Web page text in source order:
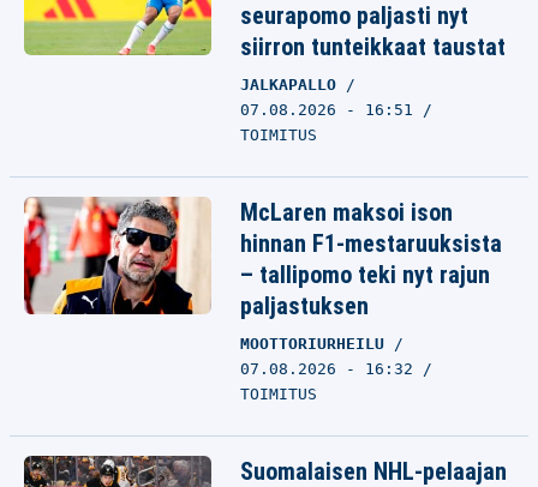
seurapomo paljasti nyt
siirron tunteikkaat taustat
JALKAPALLO
07.08.2026 - 16:51
TOIMITUS
McLaren maksoi ison
hinnan F1-mestaruuksista
– tallipomo teki nyt rajun
paljastuksen
MOOTTORIURHEILU
07.08.2026 - 16:32
TOIMITUS
Suomalaisen NHL-pelaajan